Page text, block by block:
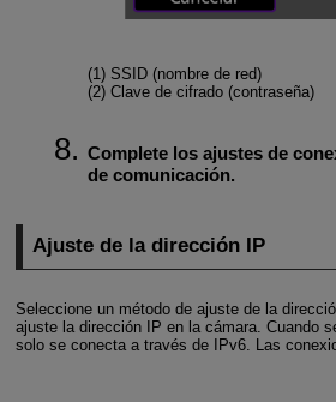
(1) SSID (nombre de red)
(2) Clave de cifrado (contraseña)
Complete los ajustes de
de comunicación.
Ajuste de la dirección IP
Seleccione un método de ajuste de la
ajuste la dirección IP en la cámara. Cuando
solo se conecta a través de IPv6. Las